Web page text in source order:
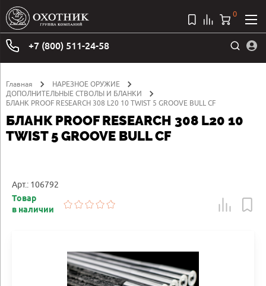
+7 (800) 511-24-58
0
Главная
НАРЕЗНОЕ ОРУЖИЕ
ДОПОЛНИТЕЛЬНЫЕ СТВОЛЫ И БЛАНКИ
БЛАНК PROOF RESEARCH 308 L20 10 TWIST 5 GROOVE BULL CF
БЛАНК PROOF RESEARCH 308 L20 10
TWIST 5 GROOVE BULL CF
Арт.: 106792
Товар
в наличии